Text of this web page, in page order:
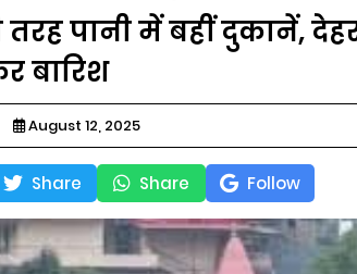
पानी में बहीं दुकानें,
बारिश
August 12, 2025
Share Share Follow